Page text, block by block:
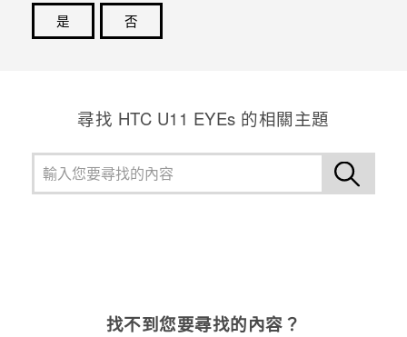
是
否
尋找 HTC U11 EYEs 的相關主題
找不到您要尋找的內容？